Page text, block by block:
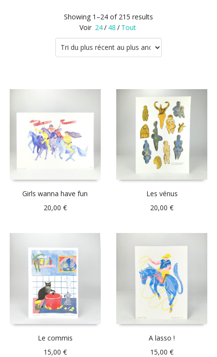
Showing 1–24 of 215 results
Voir 24/ 48 / Tout
Girls wanna have fun
20,00 €
Les vénus
20,00€
Le commis
15,00 €
A lasso !
15,00€